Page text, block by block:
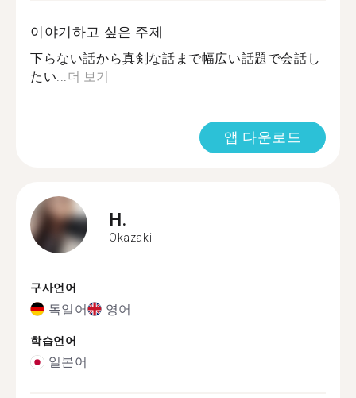
이야기하고 싶은 주제
下らない話から真剣な話まで幅広い話題で会話し
たい...더 보기
앱 다운로드
H.
Okazaki
구사언어
독일어 영어
학습언어
일본어